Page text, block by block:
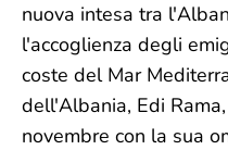
nuova intesa tra
l'accoglienza degli
coste del Mar
dell'Albania, Edi
novembre con la sua